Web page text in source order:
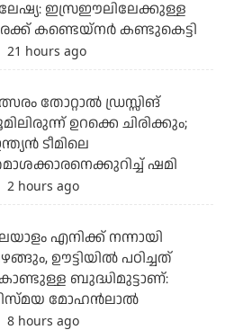
ഇസ്രഈലിലേക്കുള്ള
കണ്ടെയ്‌നര്‍ കണ്ടുകെട്ടി
21 hours ago
തോറ്റാല്‍ ഡ്രസ്സിങ്
ഉറക്കെ ചിരിക്കും;
ടീമിലെ
ഷമി
2 hours ago
എനിക്ക് നന്നായി
ഊട്ടിയില്‍ പഠിച്ചത്
ബുദ്ധിമുട്ടാണ്:
മോഹന്‍ലാല്‍
8 hours ago